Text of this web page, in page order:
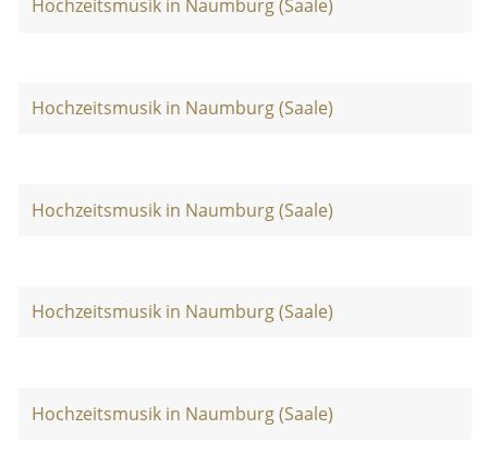
Hochzeitsmusik in Naumburg (Saale)
Hochzeitsmusik in Naumburg (Saale)
Hochzeitsmusik in Naumburg (Saale)
Hochzeitsmusik in Naumburg (Saale)
Hochzeitsmusik in Naumburg (Saale)